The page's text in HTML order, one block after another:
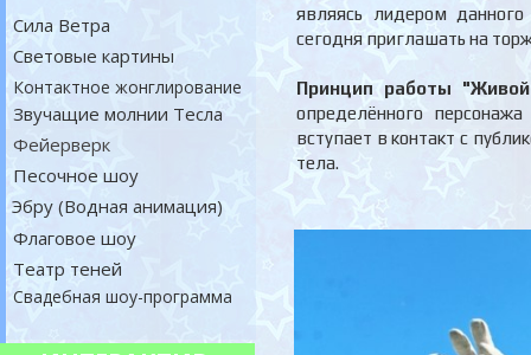
Песочное шоу
Фейерверк
Контактное жонглирование
Световые картины
Сила Ветра
Звучащие молнии Тесла
Флаговое шоу
Эбру (Водная анимация)
Театр теней
Свадебная шоу-программа
являясь лидером
сегодня приглашать на
Принцип работы
определённого
вступает в контакт с
тела.